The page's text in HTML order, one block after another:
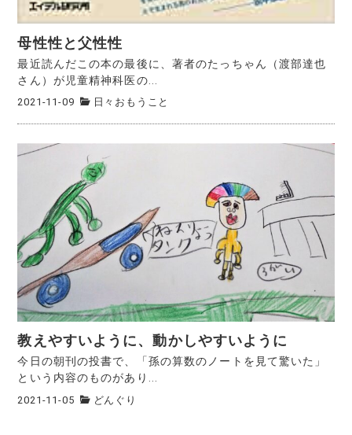
母性性と父性性
最近読んだこの本の最後に、著者のたっちゃん（渡部達也
さん）が児童精神科医の...
2021-11-09 日々おもうこと
教えやすいように、動かしやすいように
今日の朝刊の投書で、「孫の算数のノートを見て驚いた」
という内容のものがあり...
2021-11-05 どんぐり